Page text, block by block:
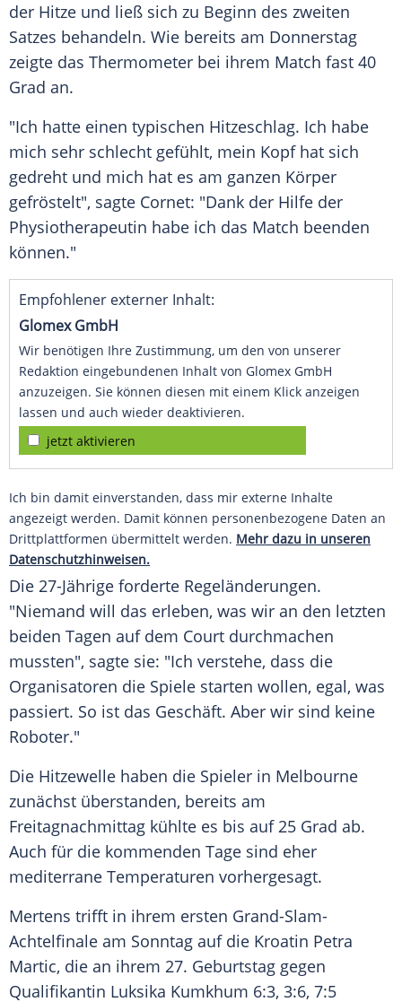
der Hitze und ließ sich zu Beginn des zweiten
Satzes behandeln. Wie bereits am Donnerstag
zeigte das Thermometer bei ihrem Match fast 40
Grad an.
"Ich hatte einen typischen Hitzeschlag. Ich habe
mich sehr schlecht gefühlt, mein Kopf hat sich
gedreht und mich hat es am ganzen Körper
gefröstelt", sagte Cornet: "Dank der Hilfe der
Physiotherapeutin habe ich das Match beenden
können."
Empfohlener externer Inhalt:
Glomex GmbH
Wir benötigen Ihre Zustimmung, um den von unserer
Redaktion eingebundenen Inhalt von Glomex GmbH
anzuzeigen. Sie können diesen mit einem Klick anzeigen
lassen und auch wieder deaktivieren.
jetzt aktivieren
Ich bin damit einverstanden, dass mir externe Inhalte
angezeigt werden. Damit können personenbezogene Daten an
Drittplattformen übermittelt werden. Mehr dazu in unseren
Datenschutzhinweisen.
Die 27-Jährige forderte Regeländerungen.
"Niemand will das erleben, was wir an den letzten
beiden Tagen auf dem Court durchmachen
mussten", sagte sie: "Ich verstehe, dass die
Organisatoren die Spiele starten wollen, egal, was
passiert. So ist das Geschäft. Aber wir sind keine
Roboter."
Die Hitzewelle haben die Spieler in Melbourne
zunächst überstanden, bereits am
Freitagnachmittag kühlte es bis auf 25 Grad ab.
Auch für die kommenden Tage sind eher
mediterrane Temperaturen vorhergesagt.
Mertens trifft in ihrem ersten Grand-Slam-
Achtelfinale am Sonntag auf die Kroatin Petra
Martic, die an ihrem 27. Geburtstag gegen
Qualifikantin Luksika Kumkhum 6:3, 3:6, 7:5